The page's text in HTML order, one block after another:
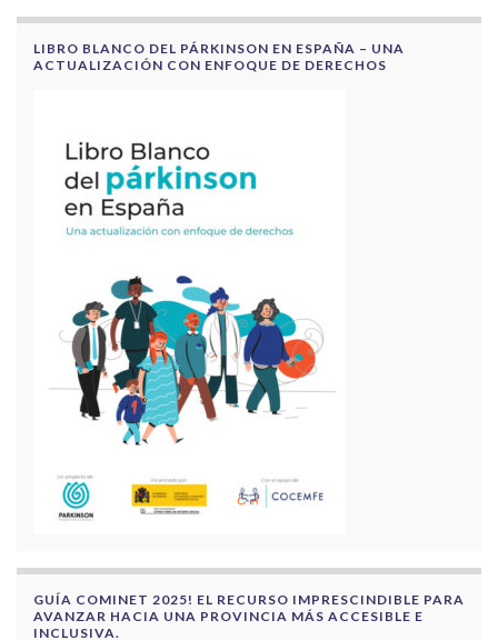
LIBRO BLANCO DEL PÁRKINSON EN ESPAÑA – UNA
ACTUALIZACIÓN CON ENFOQUE DE DERECHOS
GUÍA COMINET 2025! EL RECURSO IMPRESCINDIBLE PARA
AVANZAR HACIA UNA PROVINCIA MÁS ACCESIBLE E
INCLUSIVA.